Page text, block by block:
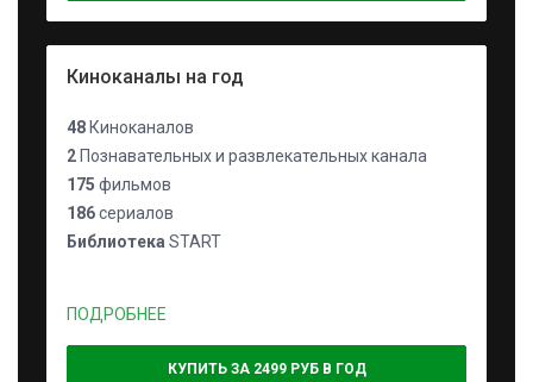
Киноканалы на год
48 Киноканалов
2 Познавательных и развлекательных канала
175 фильмов
186сериалов
Библиотека START
ПОДРОБНЕЕ
КУПИТЬ ЗА 2499 РУБ В ГОД